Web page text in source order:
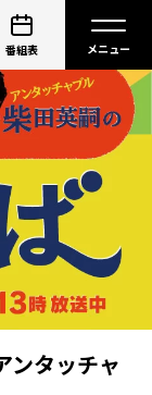
番組表
ンタッチャ